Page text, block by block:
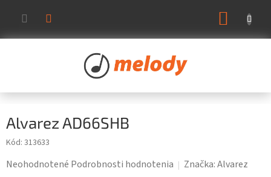
obsah
Alvarez AD66SHB
Kód: 313633
Priemerné
Neohodnotené Podrobnosti hodnotenia Značka:Alvarez